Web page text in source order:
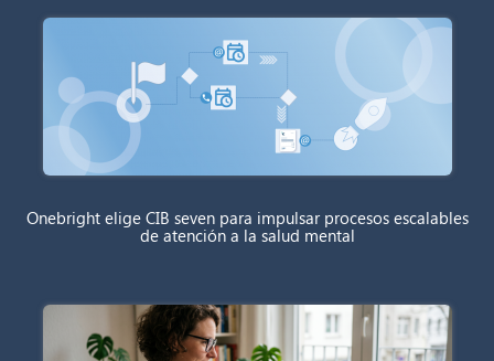
Onebright elige CIB seven para impulsar procesos escalables
de atención a la salud mental